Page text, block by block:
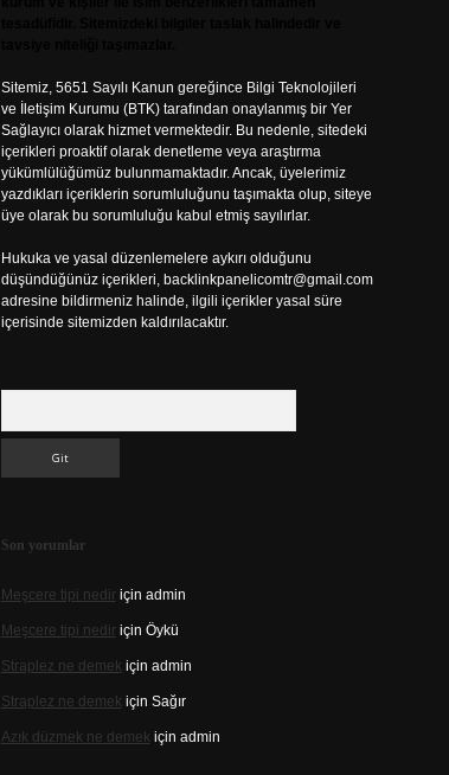
Sitemiz, 5651 Sayılı Kanun gereğince Bilgi Teknolojileri
ve İletişim Kurumu (BTK) tarafından onaylanmış bir Yer
Sağlayıcı olarak hizmet vermektedir. Bu nedenle, sitedeki
içerikleri proaktif olarak denetleme veya araştırma
yükümlülüğümüz bulunmamaktadır. Ancak, üyelerimiz
yazdıkları içeriklerin sorumluluğunu taşımakta olup, siteye
üye olarak bu sorumluluğu kabul etmiş sayılırlar.
Hukuka ve yasal düzenlemelere aykırı olduğunu
düşündüğünüz içerikleri, backlinkpanelicomtr@gmail.com
adresine bildirmeniz halinde, ilgili içerikler yasal süre
içerisinde sitemizden kaldırılacaktır.
Son yorumlar
Meşcere tipi nediriçin admin
Meşcere tipi nediriçin Öykü
Straplez ne demek için admin
Straplez ne demek için Sağır
Azık düzmek ne demek için admin